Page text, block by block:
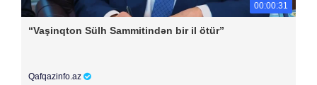
00:00:31
“Vaşinqton Sülh Sammitindən bir il ötür”
Qafqazinfo.az